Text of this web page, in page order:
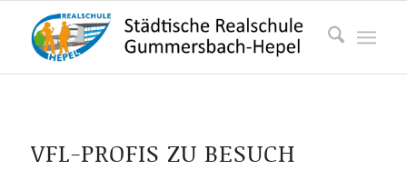
VFL-PROFIS ZU BESUCH